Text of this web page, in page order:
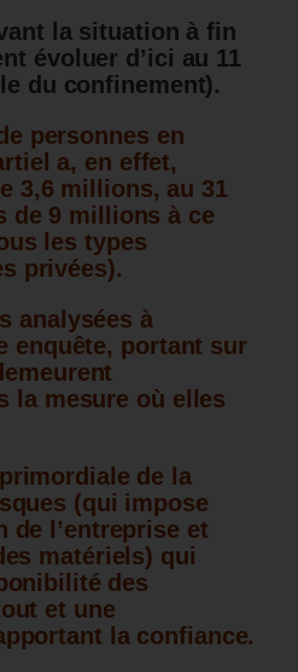
la situation à fin
évoluer d’ici au 11
du confinement).
personnes en
a, en effet,
3,6 millions, au 31
de 9 millions à ce
les types
privées).
analysées à
enquête, portant sur
la mesure où elles
de la
(qui impose
de l’entreprise et
matériels) qui
des
et une
la confiance.